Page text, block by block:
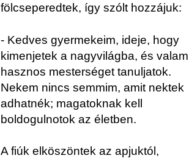
fölcseperedtek, így szólt hozzájuk:
- Kedves gyermekeim, ideje, hogy
kimenjetek a nagyvilágba, és
hasznos mesterséget tanuljatok.
Nekem nincs semmim, amit nektek
adhatnék; magatoknak kell
boldogulnotok az életben.
A fiúk elköszöntek az apjuktól,